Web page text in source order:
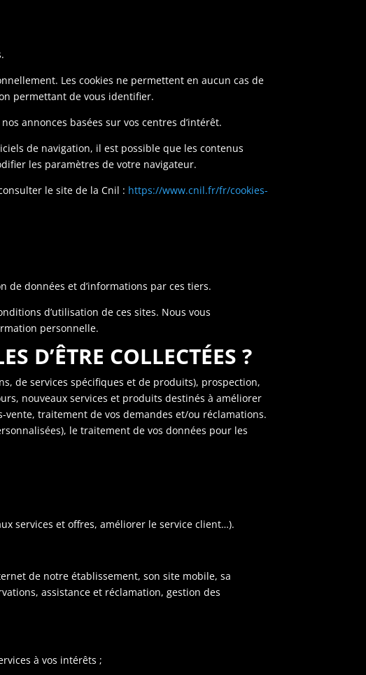
Les cookies ne permettent en aucun cas de
permettant de vous identifier.
annonces basées sur vos centres d’intérêt.
de navigation, il est possible que les contenus
les paramètres de votre navigateur.
le site de la Cnil : https://www.cnil.fr/fr/cookies-
de données et d’informations par ces tiers.
d’utilisation de ces sites. Nous vous
personnelle.
D’ÊTRE COLLECTÉES ?
de services spécifiques et de produits), prospection,
nouveaux services et produits destinés à améliorer
traitement de vos demandes et/ou réclamations.
le traitement de vos données pour les
services et offres, améliorer le service client…).
de notre établissement, son site mobile, sa
assistance et réclamation, gestion des
à vos intérêts ;